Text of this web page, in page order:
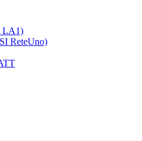
LA1)
ReteUno)